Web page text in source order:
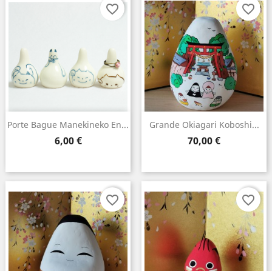
Porte Bague Manekineko En...
Prix
6,00 €
favorite_border
Grande Okiagari Koboshi...
Prix
70,00 €
favorite_border
favorite_border favorite_border
Create wishlist ×
Wishlist name
Create wishlist